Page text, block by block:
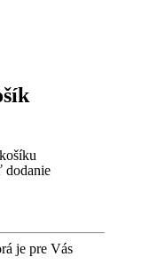
cena košíku
dodanie
je pre Vás